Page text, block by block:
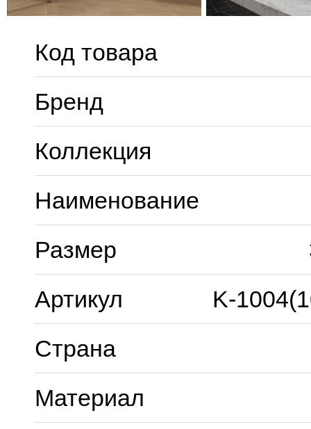
Код товара
Бренд
Коллекция
Наименование
Размер
Артикул
K-
Страна
Материал